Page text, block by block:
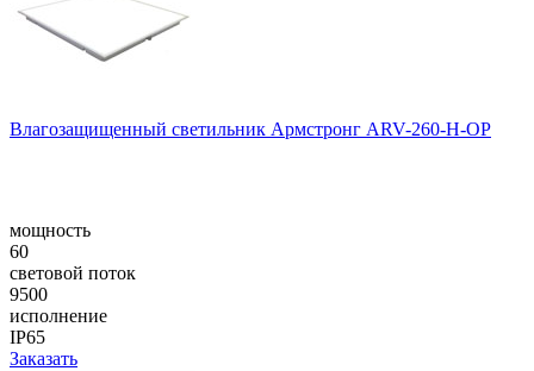
Влагозащищенный светильник Армстронг ARV-260-H-OP
мощность
60
световой поток
9500
исполнение
IP65
Заказать